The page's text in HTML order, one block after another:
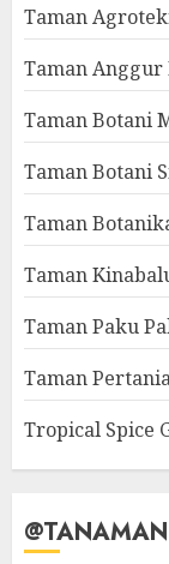
Taman
Taman Anggur
Taman Botani
Taman Botani
Taman
Taman
Taman Paku
Taman
Tropical Spice